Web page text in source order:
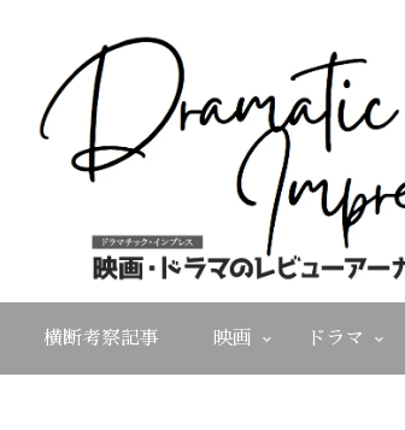
横断考察記事 映画 ドラマ